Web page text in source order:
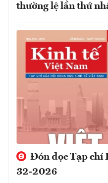
thường lệ lần thứ
Đón đọc Tạp chí
32-2026